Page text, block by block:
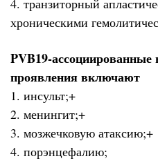
4. транзиторный
хроническими
PVB19-ассоциированные
проявления включают
1. инсульт;+
2. менингит;+
3. мозжечковую атаксию;+
4. порэнцефалию;